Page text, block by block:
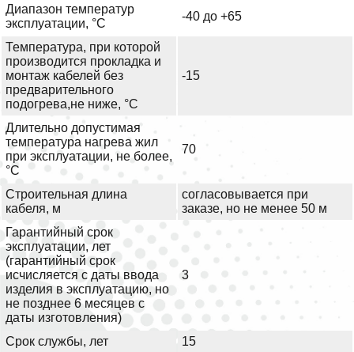
Диапазон температур
эксплуатации, °С
-40 до +65
Температура, при которой
производится прокладка и
монтаж кабелей без
предварительного
подогрева,не ниже, °С
-15
Длительно допустимая
температура нагрева жил
при эксплуатации, не более,
°С
70
Строительная длина
кабеля, м
согласовывается при
заказе, но не менее 50 м
Гарантийный срок
эксплуатации, лет
(гарантийный срок
исчисляется с даты ввода
изделия в эксплуатацию, но
не позднее 6 месяцев с
даты изготовления)
3
Срок службы, лет 15